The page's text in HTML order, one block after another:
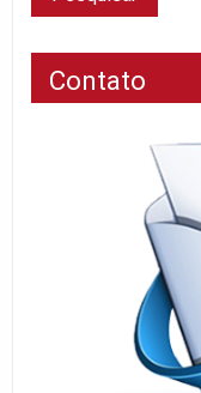
Contato